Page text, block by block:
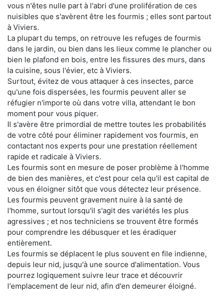
vous n'êtes nulle part à l'abri d'une prolifération de ces
nuisibles que s'avèrent être les fourmis ; elles sont partout
à Viviers.
La plupart du temps, on retrouve les refuges de fourmis
dans le jardin, ou bien dans les lieux comme le plancher ou
bien le plafond en bois, entre les fissures des murs, dans
la cuisine, sous l'évier, etc à Viviers.
Surtout, évitez de vous attaquer à ces insectes, parce
qu'une fois dispersées, les fourmis peuvent aller se
réfugier n'importe où dans votre villa, attendant le bon
moment pour vous piquer.
Il s'avère être primordial de mettre toutes les probabilités
de votre côté pour éliminer rapidement vos fourmis, en
contactant nos experts pour une prestation réellement
rapide et radicale à Viviers.
Les fourmis sont en mesure de poser problème à l'homme
de bien des manières, et c'est pour cela qu'il est capital de
vous en éloigner sitôt que vous détectez leur présence.
Les fourmis peuvent gravement nuire à la santé de
l'homme, surtout lorsqu'il s'agit des variétés les plus
agressives ; et nos techniciens se trouvent être formés
pour comprendre les débusquer et les éradiquer
entièrement.
Les fourmis se déplacent le plus souvent en file indienne,
depuis leur nid, jusqu'à une source d'alimentation. Vous
pourrez logiquement suivre leur trace et découvrir
l'emplacement de leur nid, afin d'en demeurer éloigné.